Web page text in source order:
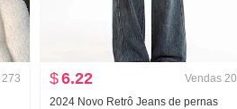
273
$6.22 Vendas 20
2024 Novo Retrô Jeans de pernas